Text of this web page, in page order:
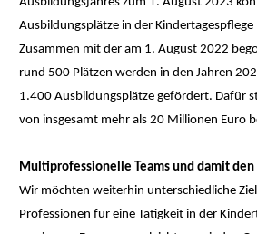
Ausbildungsplätze in der
Zusammen mit der am 1. August 2022
rund 500 Plätzen werden in den Jahren
1.400 Ausbildungsplätze gefördert. Dafür
von insgesamt mehr als 20 Millionen Euro
Multiprofessionelle Teams und damit
Wir möchten weiterhin unterschiedliche
Professionen für eine Tätigkeit in der